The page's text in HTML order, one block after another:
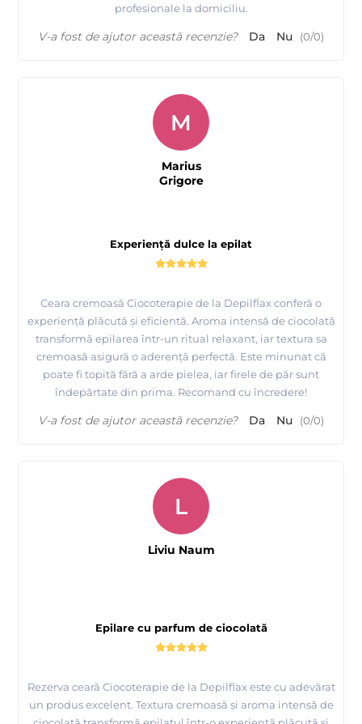
profesionale la domiciliu.
V-a fost de ajutor această recenzie? Da Nu (0/0)
Experiență dulce la epilat
Ceara cremoasă Ciocoterapie de la Depilflax conferă o
experiență plăcută și eficientă. Aroma intensă de ciocolată
transformă epilarea într-un ritual relaxant, iar textura sa
cremoasă asigură o aderență perfectă. Este minunat că
poate fi topită fără a arde pielea, iar firele de păr sunt
îndepărtate din prima. Recomand cu încredere!
M
Marius
Grigore
V-a fost de ajutor această recenzie? Da Nu (0/0)
Epilare cu parfum de ciocolată
Rezerva ceară Ciocoterapie de la Depilflax este cu adevărat
un produs excelent. Textura cremoasă și aroma intensă de
L
Liviu Naum